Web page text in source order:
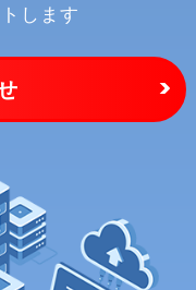
します